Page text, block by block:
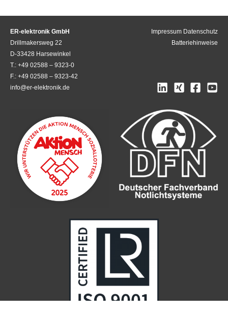
ER-elektronik GmbH
Drillmakersweg 22
D-33428 Harsewinkel
T.: +49 02588 – 9323-0
F.: +49 02588 – 9323-42
info@er-elektronik.de
Impressum Datenschutz
Batteriehinweise